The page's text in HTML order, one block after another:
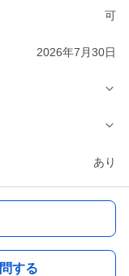
可
2026年7月30日
あり
する